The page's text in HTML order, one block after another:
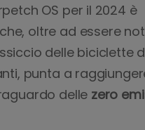
OS per il 2024 è
oltre ad essere
delle biciclette
punta a
delle zero